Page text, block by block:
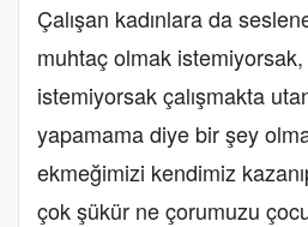
Çalışan kadınlara da
muhtaç olmak
istemiyorsak çalışmakta
yapamama diye bir şey
ekmeğimizi kendimiz
çok şükür ne çorumuzu